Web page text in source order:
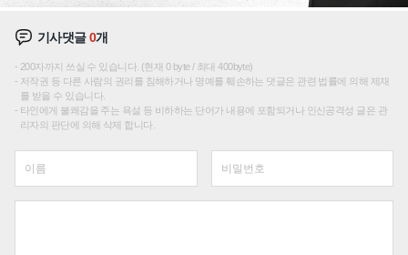
기사댓글0개
200자까지 쓰실 수 있습니다. (현재 0 byte / 최대 400byte)
저작권 등 다른 사람의 권리를 침해하거나 명예를 훼손하는 댓글은 관련 법률에 의해 제재
를 받을 수 있습니다.
타인에게 불쾌감을 주는 욕설 등 비하하는 단어가 내용에 포함되거나 인신공격성 글은 관
리자의 판단에 의해 삭제 합니다.